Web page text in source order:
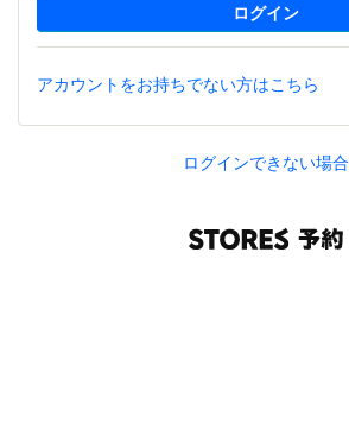
アカウントをお持ちでない方はこちら
ログインできない場合